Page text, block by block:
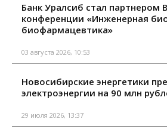
Банк Уралсиб стал партнером
конференции «Инженерная
биофармацевтика»
03 августа 2026, 10:53
Новосибирские энергетики
электроэнергии на 90 млн
29 июля 2026, 13:37